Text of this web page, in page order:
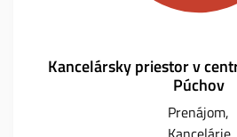
Kancelársky priestor v
Púchov
Prenájom